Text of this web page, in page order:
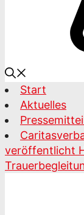
Start
Aktuelles
veröffentlicht